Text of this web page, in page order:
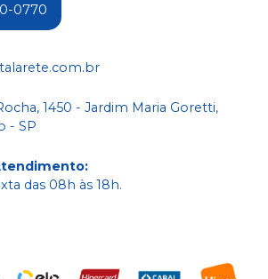
0770
1450 - Jardim Maria Goretti,
- SP
:
das 08h às 18h.